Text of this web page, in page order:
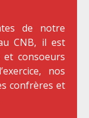
de notre
CNB, il est
et consoeurs
nos
confrères et